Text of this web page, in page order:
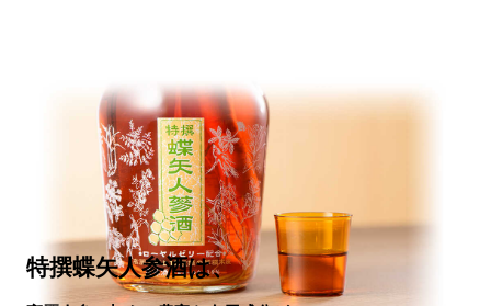
特撰蝶矢人参酒は、